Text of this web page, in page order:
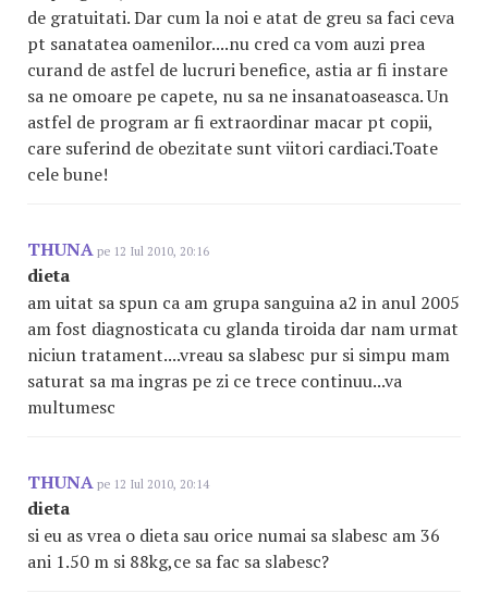
de gratuitati. Dar cum la noi e atat de greu sa faci ceva
pt sanatatea oamenilor....nu cred ca vom auzi prea
curand de astfel de lucruri benefice, astia ar fi instare
sa ne omoare pe capete, nu sa ne insanatoaseasca. Un
astfel de program ar fi extraordinar macar pt copii,
care suferind de obezitate sunt viitori cardiaci.Toate
cele bune!
THUNA pe 12 Iul 2010, 20:16
dieta
am uitat sa spun ca am grupa sanguina a2 in anul 2005
am fost diagnosticata cu glanda tiroida dar nam urmat
niciun tratament....vreau sa slabesc pur si simpu mam
saturat sa ma ingras pe zi ce trece continuu...va
multumesc
THUNA pe 12 Iul 2010, 20:14
dieta
si eu as vrea o dieta sau orice numai sa slabesc am 36
ani 1.50 m si 88kg,ce sa fac sa slabesc?